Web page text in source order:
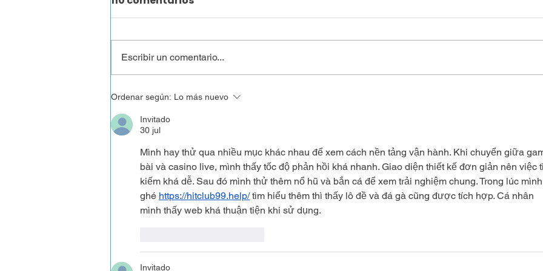
Convocatoria
Fotográfica 2026:
“Retratar para
transformar: la dignidad
humana en imágenes”
explotar?
Escribir un comentario...
Ordenar según: Lo más nuevo
Invitado
30 jul
Mình hay thử qua nhiều mục khác nhau để xem cách nền tảng vận hành. Khi chuyển giữa
bài và casino live, mình thấy tốc độ phản hồi khá nhanh. Giao diện thiết kế đơn giản nên việc
kiếm khá dễ. Sau đó mình thử thêm nổ hũ và bắn cá để xem trải nghiệm chung. Trong lúc mình
ghé https://hitclub99.help/ tìm hiểu thêm thì thấy lô đề và đá gà cũng được tích hợp. Cá nhân
mình thấy web khá thuận tiện khi sử dụng.
Invitado